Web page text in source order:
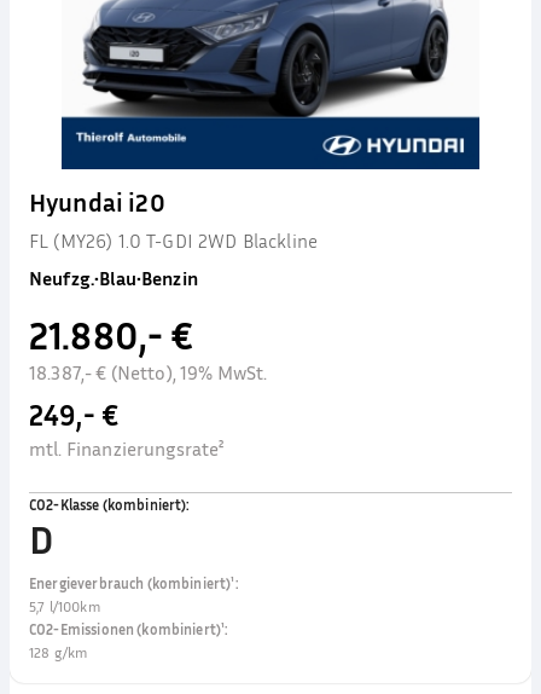
Hyundai i20
FL (MY26) 1.0 T-GDI 2WD Blackline
Neufzg.•Blau•Benzin
21.880,- €
18.387,- € (Netto), 19% MwSt.
249,- €
mtl. Finanzierungsrate²
CO2-Klasse (kombiniert):
D
Energieverbrauch (kombiniert)¹:
5,7 l/100km
CO2-Emissionen (kombiniert)¹:
128 g/km